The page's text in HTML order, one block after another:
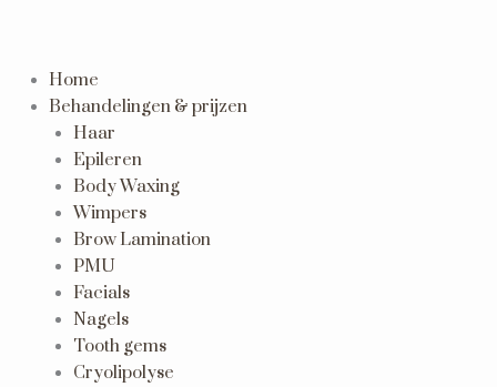
Home
Behandelingen & prijzen
Haar
Epileren
Body Waxing
Wimpers
Brow Lamination
PMU
Facials
Nagels
Tooth gems
Cryolipolyse